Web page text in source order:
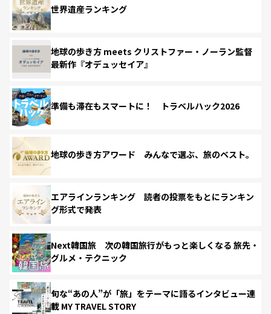
世界遺産ランキング
地球の歩き方 meets クリストファー・ノーラン監督
最新作『オデュッセイア』
準備も滞在もスマートに！ トラベルハック2026
地球の歩き方アワード みんなで選ぶ、旅のベスト。
エアラインランキング 読者の投票をもとにランキン
グ形式で発表
Next韓国旅 次の韓国旅行がもっと楽しくなる 旅先・
グルメ・テクニック
旬な“あの人”が「旅」をテーマに語るインタビュー連
載 MY TRAVEL STORY